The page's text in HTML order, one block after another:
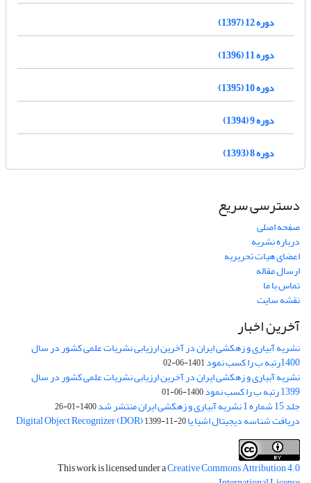
دوره 12 (1397)
دوره 11 (1396)
دوره 10 (1395)
دوره 9 (1394)
دوره 8 (1393)
دسترسی سریع
صفحه اصلی
درباره نشریه
اعضای هیات تحریریه
ارسال مقاله
تماس با ما
نقشه سایت
آخرین اخبار
نشریه آبیاری و زهکشی ایران در آخرین ارزیابی نشریات علمی کشور در سال
1400رتبه ب را کسب نمود 1401-06-02
نشریه آبیاری و زهکشی ایران در آخرین ارزیابی نشریات علمی کشور در سال
1399 رتبه ب را کسب نمود 1400-06-01
جلد 15 شماره 1 نشریه آبیاری و زهکشی ایران منتشر شد 1400-01-26
دریافت شناسه دیجیتال اشیا یا Digital Object Recognizer (DOR)1399-11-20
This work is licensed under aCreative Commons Attribution 4.0